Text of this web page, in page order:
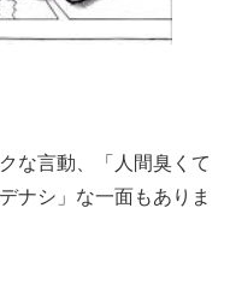
な言動、「人間臭くて
ナシ」な一面もありま